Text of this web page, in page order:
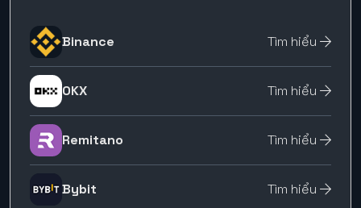
Binance Tìm hiểu
OKX Tìm hiểu
Remitano Tìm hiểu
Bybit Tìm hiểu